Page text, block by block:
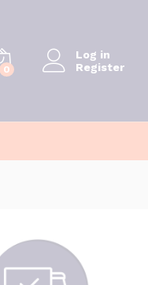
0
Log in
Register